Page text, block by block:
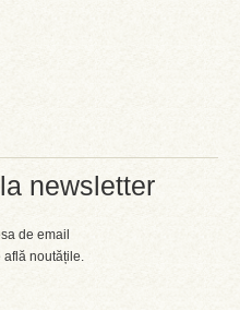
newsletter
de email
află noutățile.